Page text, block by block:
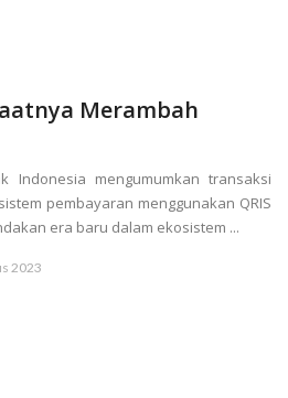
Merambah
Indonesia mengumumkan transaksi
pembayaran menggunakan QRIS
era baru dalam ekosistem ...
2023